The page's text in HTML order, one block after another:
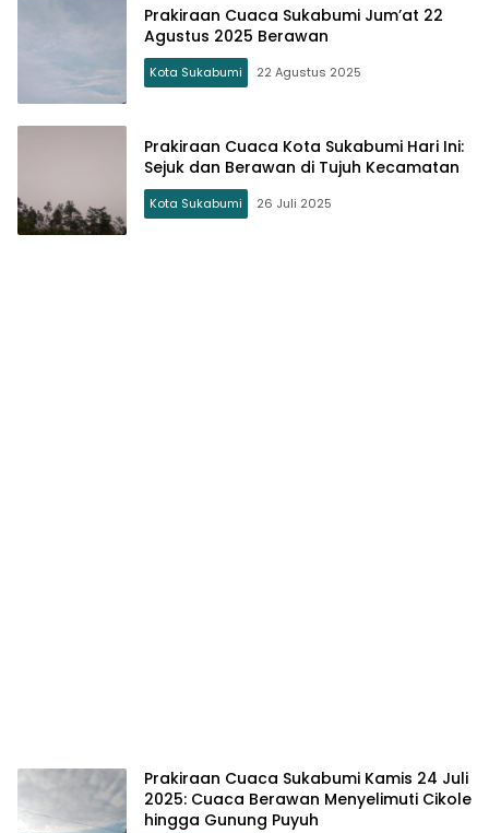
Prakiraan Cuaca Sukabumi Jum’at 22
Agustus 2025 Berawan
Kota Sukabumi 22 Agustus 2025
Prakiraan Cuaca Kota Sukabumi Hari Ini:
Sejuk dan Berawan di Tujuh Kecamatan
Kota Sukabumi 26 Juli 2025
Prakiraan Cuaca Sukabumi Kamis 24 Juli
2025: Cuaca Berawan Menyelimuti Cikole
hingga Gunung Puyuh